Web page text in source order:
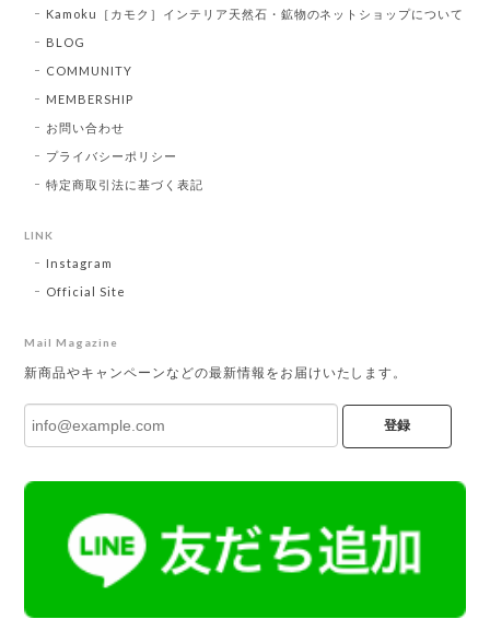
Kamoku［カモク］インテリア天然石・鉱物のネットショップについて
BLOG
COMMUNITY
MEMBERSHIP
お問い合わせ
プライバシーポリシー
特定商取引法に基づく表記
LINK
Instagram
Official Site
Mail Magazine
新商品やキャンペーンなどの最新情報をお届けいたします。
登録